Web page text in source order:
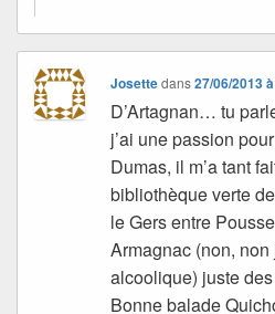
Josettedans27/06/2013
D’Artagnan… tu
j’ai une passion
Dumas, il m’a tant
bibliothèque verte
le Gers entre
Armagnac (non,
alcoolique) juste
Bonne balade